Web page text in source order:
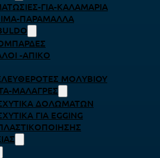
ΓΙΑ-ΚΑΛΑΜΆΡΙΑ
ΠΑΡΆΜΑΛΛΑ
-ΑΠΊΚΟ
ΜΟΛΥΒΙΟΎ
ΜΑΛΆΓΡΕΣ
ΔΟΛΩΜΆΤΩΝ
ΓΙΑ EGGING